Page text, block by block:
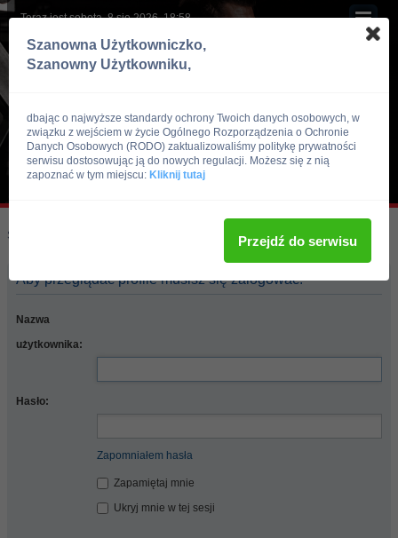
Teraz jest sobota, 8 sie 2026, 18:58
Skocz do:
Aby przeglądać profile musisz się zalogować.
Nazwa
użytkownika:
Hasło:
Zapomniałem hasła
Zapamiętaj mnie
Ukryj mnie w tej sesji
Szanowna Użytkowniczko,
Szanowny Użytkowniku,
dbając o najwyższe standardy ochrony Twoich danych osobowych, w
związku z wejściem w życie Ogólnego Rozporządzenia o Ochronie
Danych Osobowych (RODO) zaktualizowaliśmy politykę prywatności
serwisu dostosowując ją do nowych regulacji. Możesz się z nią
zapoznać w tym miejscu: Kliknij tutaj
Przejdź do serwisu